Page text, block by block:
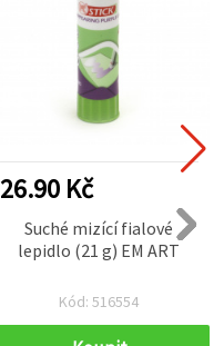
26.90 Kč
Suché mizící fialové
lepidlo (21 g) EM ART
Kód: 516554